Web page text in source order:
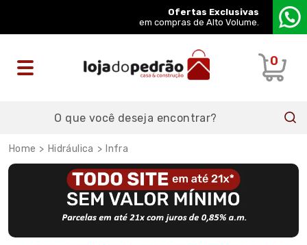
Ofertas Exclusivas
em compras de Alto Volume.
0
Hidráulica Infra